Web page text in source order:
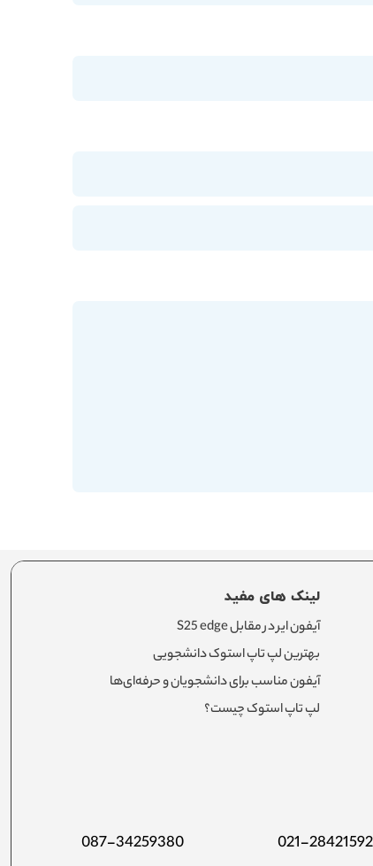
لینک های مفید
آیفون ایر در مقابل S25 edge
بهترین لپ تاپ استوک دانشجویی
آیفون مناسب برای دانشجویان و حرفه‌ای‌ها
لپ تاپ استوک چیست؟
021-28421592
087-34259380